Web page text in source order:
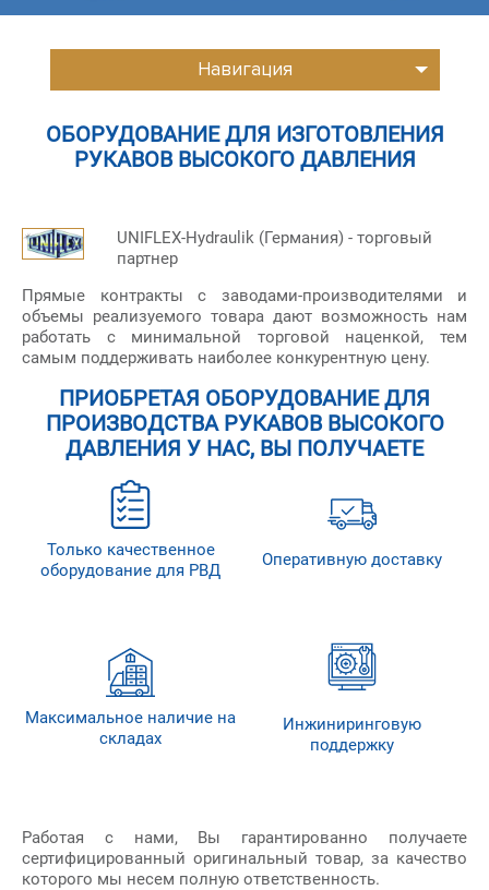
Навигация
ОБОРУДОВАНИЕ ДЛЯ ИЗГОТОВЛЕНИЯ
РУКАВОВ ВЫСОКОГО ДАВЛЕНИЯ
UNIFLEX-Hydraulik (Германия) - торговый
партнер
Прямые контракты с заводами-производителями и
объемы реализуемого товара дают возможность нам
работать с минимальной торговой наценкой, тем
самым поддерживать наиболее конкурентную цену.
ПРИОБРЕТАЯ ОБОРУДОВАНИЕ ДЛЯ
ПРОИЗВОДСТВА РУКАВОВ ВЫСОКОГО
ДАВЛЕНИЯ У НАС, ВЫ ПОЛУЧАЕТЕ
Только качественное
оборудование для РВД
Оперативную доставку
Максимальное наличие на
складах
Инжиниринговую
поддержку
Работая с нами, Вы гарантированно получаете
сертифицированный оригинальный товар, за качество
которого мы несем полную ответственность.